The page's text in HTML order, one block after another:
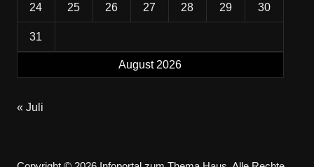
August 2026
24 25 26 27 28 29 30
31
« Juli